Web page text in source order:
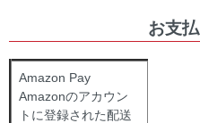
お支
Amazon Pay
Amazonのアカウン
トに登録された配送